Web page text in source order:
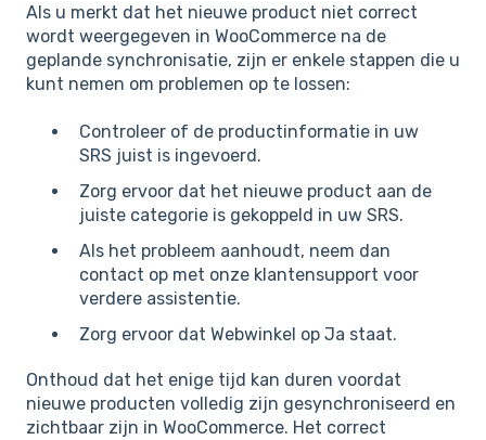
Als u merkt dat het nieuwe product niet correct
wordt weergegeven in WooCommerce na de
geplande synchronisatie, zijn er enkele stappen die u
kunt nemen om problemen op te lossen:
Controleer of de productinformatie in uw
SRS juist is ingevoerd.
Zorg ervoor dat het nieuwe product aan de
juiste categorie is gekoppeld in uw SRS.
Als het probleem aanhoudt, neem dan
contact op met onze klantensupport voor
verdere assistentie.
Zorg ervoor dat Webwinkel op Ja staat.
Onthoud dat het enige tijd kan duren voordat
nieuwe producten volledig zijn gesynchroniseerd en
zichtbaar zijn in WooCommerce. Het correct